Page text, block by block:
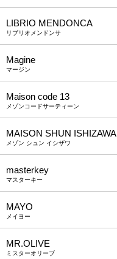
LIBRIO MENDONCA
リブリオメンドンサ
Magine
マージン
Maison code 13
メゾンコードサーティーン
MAISON SHUN ISHIZAWA
メゾン シュン イシザワ
masterkey
マスターキー
MAYO
メイヨー
MR.OLIVE
ミスターオリーブ